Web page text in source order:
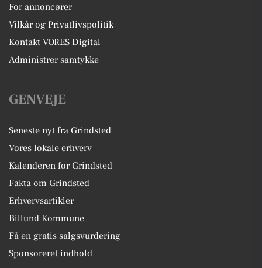
For annoncører
Vilkår og Privatlivspolitik
Kontakt VORES Digital
Administrer samtykke
GENVEJE
Seneste nyt fra Grindsted
Vores lokale erhverv
Kalenderen for Grindsted
Fakta om Grindsted
Erhvervsartikler
Billund Kommune
Få en gratis salgsvurdering
Sponsoreret indhold